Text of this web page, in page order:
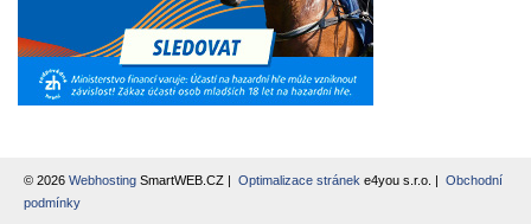
© 2026 Webhosting SmartWEB.CZ | Optimalizace stránek e4you s.r.o. | Obchodní
podmínky